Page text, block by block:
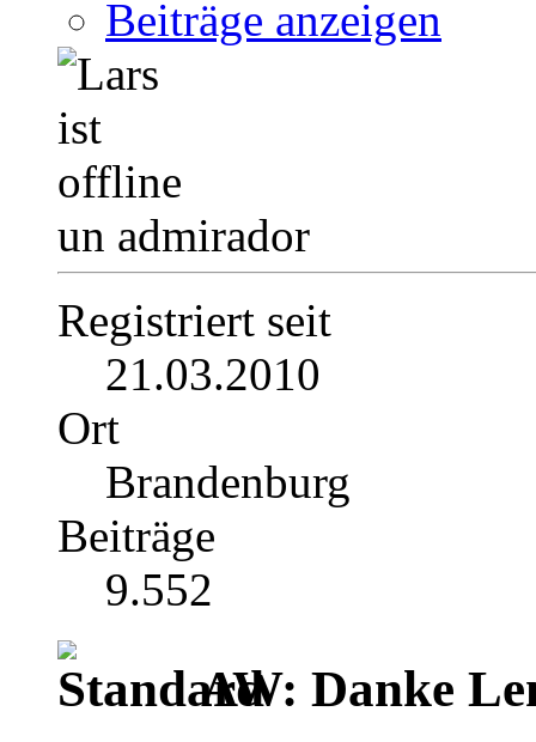
Beiträge anzeigen
un admirador
Registriert seit
21.03.2010
Ort
Brandenburg
Beiträge
9.552
AW: Danke